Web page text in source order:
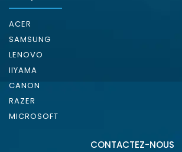
ACER
SAMSUNG
LENOVO
IIYAMA
CANON
RAZER
MICROSOFT
CONTACTEZ-NOUS